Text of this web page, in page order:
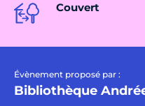
Couvert
Évènement proposé par :
Bibliothèque